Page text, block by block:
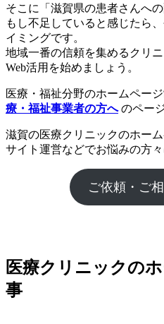
そこに「滋賀県の患者さんへ
もし不足していると感じたら
イミングです。
地域一番の信頼を集めるクリ
Web活用を始めましょう。
医療・福祉分野のホームペー
療・福祉事業者の方へのペー
滋賀の医療クリニックのホー
サイト運営などでお悩みの方
ご依頼・ご
医療クリニックの
事